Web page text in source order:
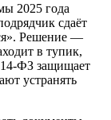
2025 года
сдаёт
Решение —
в тупик,
ФЗ защищает
устранять